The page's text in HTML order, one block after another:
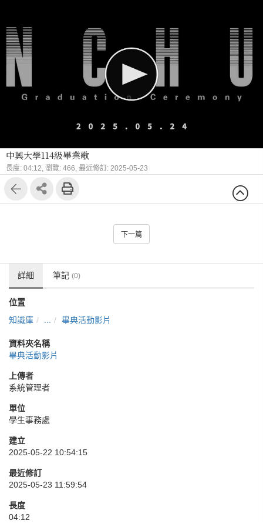
中興大學114級畢業歌
長度: 04:12, 瀏覽: 466, 最近修訂: 2025-05-23
下一篇
詳細 筆記 (0)
位置
知識庫
畢典活動影片
資料夾名稱
畢典活動影片
上傳者
系統管理者
單位
學生事務處
建立
2025-05-22 10:54:15
最近修訂
2025-05-23 11:59:54
長度
04:12